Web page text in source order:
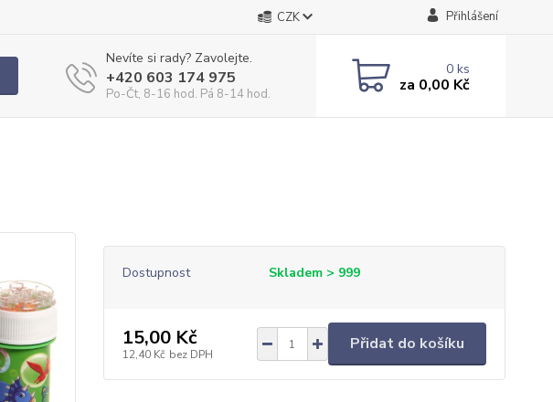
CZK Přihlášení
Nevíte si rady? Zavolejte.
+420 603 174 975
Po-Čt, 8-16 hod. Pá 8-14 hod.
0ks
za 0,00 Kč
Dostupnost Skladem > 999
15,00 Kč
12,40 Kč bez DPH
Přidat do košíku